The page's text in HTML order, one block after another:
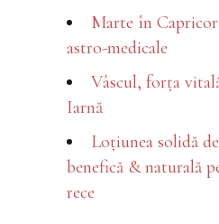
Marte în
astro-medicale
Vâscul, forța
Iarnă
Loțiunea solidă
benefică & naturală
rece